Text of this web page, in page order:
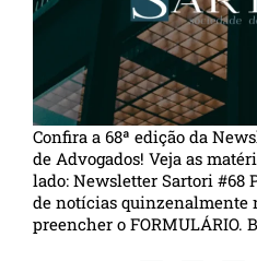
Confira a 68ª edição da
de Advogados! Veja as
lado: Newsletter Sartori #68
de notícias quinzenalmente
preencher o FORMULÁRIO.